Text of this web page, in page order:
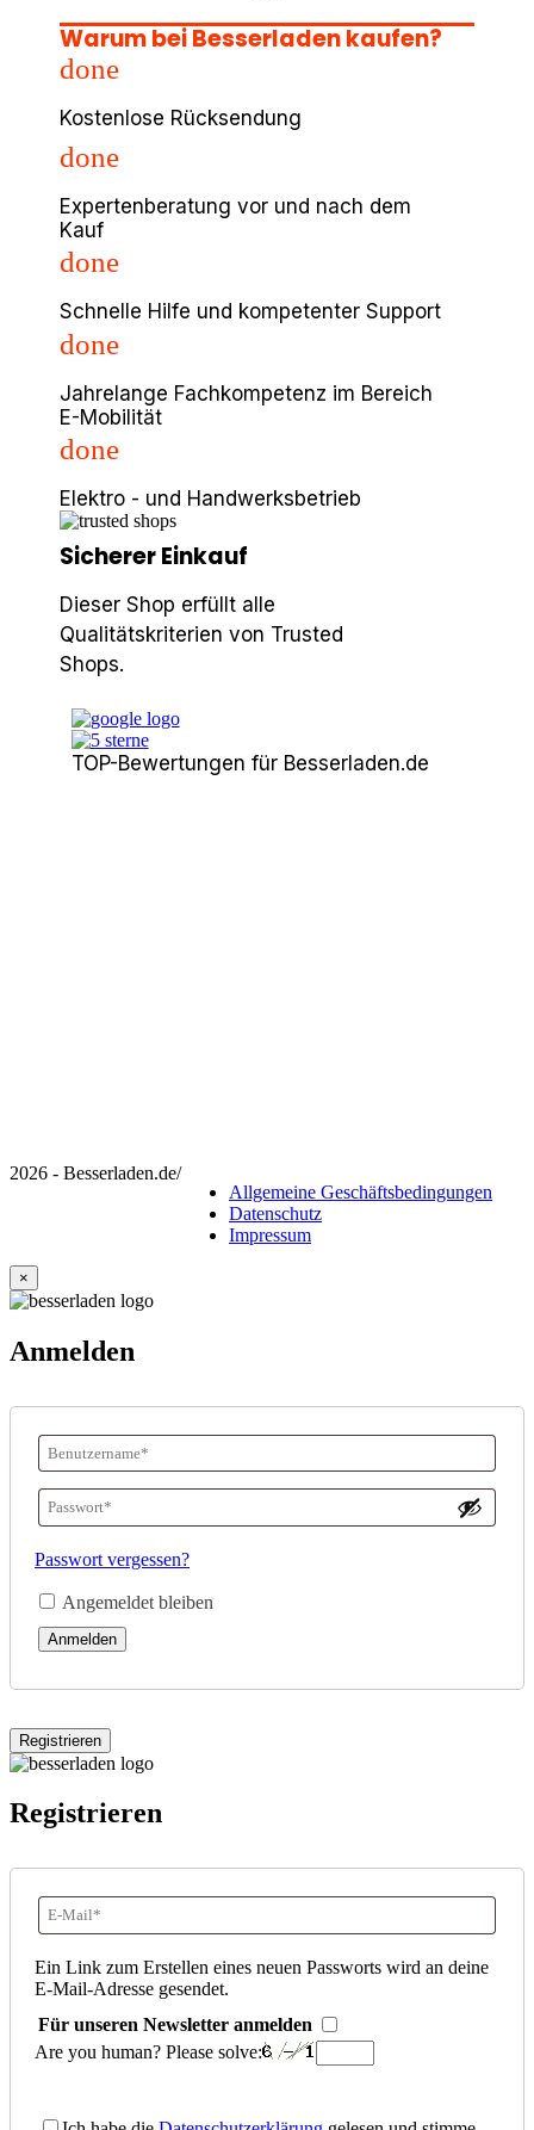
Warum bei Besserladen kaufen?
done
Kostenlose Rücksendung
done
Expertenberatung vor und nach dem
Kauf
done
Schnelle Hilfe und kompetenter Support
done
Jahrelange Fachkompetenz im Bereich
E-Mobilität
done
Elektro - und Handwerksbetrieb
Sicherer Einkauf
Dieser Shop erfüllt alle
Qualitätskriterien von Trusted
Shops.
TOP-Bewertungen für Besserladen.de
2026 - Besserladen.de/
Allgemeine Geschäftsbedingungen
Datenschutz
Impressum
×
Anmelden
Benutzername
oder
E-
Mail-
Adresse*
Erforderlich
Passwort*
Passwort vergessen?
Angemeldet bleiben
Anmelden
Registrieren
Registrieren
E-
Adresse*
Erforderlich
Ein Link zum Erstellen eines neuen Passworts wird an deine
E-Mail-Adresse gesendet.
Für unseren Newsletter anmelden
Are you human? Please solve: